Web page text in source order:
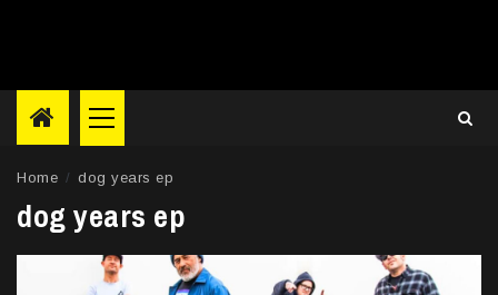
Primary
Menu
Home dog years ep
dog years ep